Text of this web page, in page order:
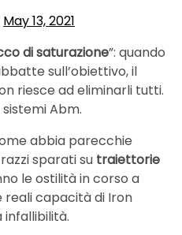
May 13, 2021
di saturazione”: quando
sull’obiettivo, il
riesce ad eliminarli tutti.
Abm.
abbia parecchie
sparati su traiettorie
le ostilità in corso a
reali capacità di Iron
infallibilità.